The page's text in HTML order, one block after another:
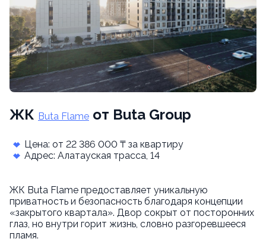
ЖК Buta Flame от Buta Group
Цена: от 22 386 000 ₸ за квартиру
Адрес: Алатауская трасса, 14
ЖК Buta Flame предоставляет уникальную
приватность и безопасность благодаря концепции
«закрытого квартала». Двор сокрыт от посторонних
глаз, но внутри горит жизнь, словно разгоревшееся
пламя.